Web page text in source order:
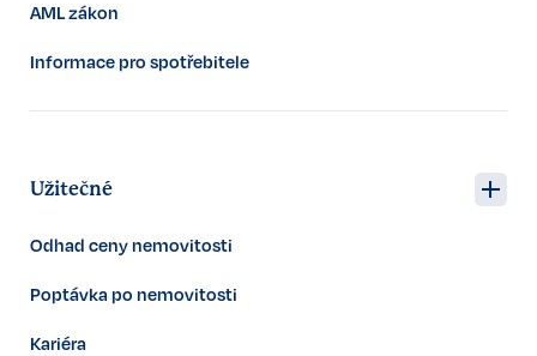
AML zákon
Informace pro spotřebitele
Užitečné
Odhad ceny nemovitosti
Poptávka po nemovitosti
Kariéra